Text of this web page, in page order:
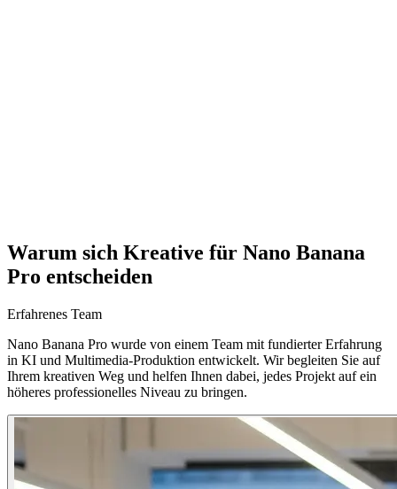
Warum sich Kreative für Nano Banana
Pro entscheiden
Erfahrenes Team
Nano Banana Pro wurde von einem Team mit fundierter Erfahrung
in KI und Multimedia-Produktion entwickelt. Wir begleiten Sie auf
Ihrem kreativen Weg und helfen Ihnen dabei, jedes Projekt auf ein
höheres professionelles Niveau zu bringen.